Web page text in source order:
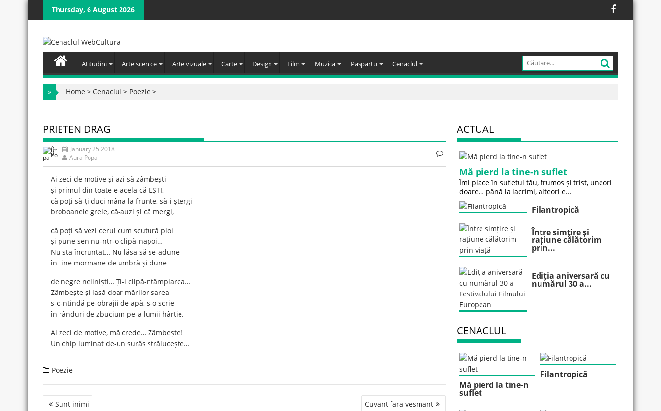
Skip
Thursday, 6 August 2026
Atitudini Arte scenice Arte vizuale Carte Design Film Muzica Paspartu Cenaclul
» Home > Cenaclul > Poezie >
PRIETEN DRAG
January 25 2018
Aura Popa
Ai zeci de motive și azi să zâmbești
și primul din toate e-acela că EȘTI,
că poți să-ți duci mâna la frunte, să-i ștergi
broboanele grele, că-auzi și că mergi,
că poți să vezi cerul cum scutură ploi
și pune seninu-ntr-o clipă-napoi…
Nu sta încruntat… Nu lăsa să se-adune
în tine mormane de umbră și dune
de negre neliniști… Ți-i clipă-ntâmplarea…
Zâmbește și lasă doar mărilor sarea
s-o-ntindă pe-obrajii de apă, s-o scrie
în rânduri de zbucium pe-a lumii hârtie.
Ai zeci de motive, mă crede… Zâmbește!
Un chip luminat de-un surâs strălucește…
Poezie
PostSunt inimi Cuvant fara vesmant
ACTUAL
Mă pierd la tine-n suflet
Îmi place în sufletul tău, frumos și trist, uneori
doare… până la lacrimi, alteori e...
Filantropică
Între simțire și
rațiune călătorim
prin...
Ediția aniversară cu
numărul 30 a...
CENACLUL
Mă pierd la tine-n
suflet
Filantropică